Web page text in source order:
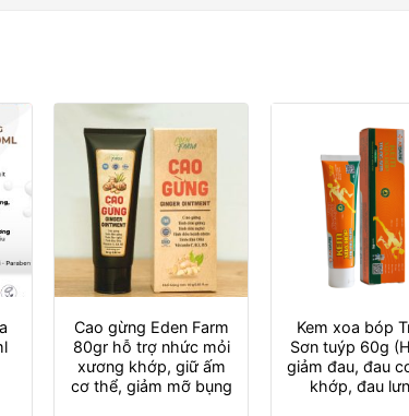
Cao gừng Eden Farm
80gr hỗ trợ nhức mỏi
xương khớp, giữ ấm
cơ thể, giảm mỡ bụng
Kem xoa bóp
Sơn tuýp 60g
giảm đau, đau
khớp, đau